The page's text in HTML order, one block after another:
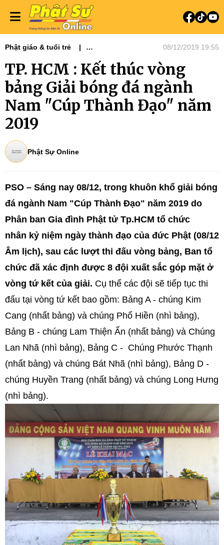
Phật giáo & tuổi trẻ
08/12/2019 19:55
TP. HCM : Kết thúc vòng
bảng Giải bóng đá ngành
Nam "Cúp Thành Đạo" năm
2019
Phật Sự Online
PSO – Sáng nay 08/12, trong khuôn khổ giải bóng
đá ngành Nam "Cúp Thành Đạo" năm 2019 do
Phân ban Gia đình Phật tử Tp.HCM tổ chức
nhân kỷ niệm ngày thành đạo của đức Phật (08/12
Âm lịch), sau các lượt thi đấu vòng bảng, Ban tổ
chức đã xác định được 8 đội xuất sắc góp mặt ở
vòng tứ kết của giải. Cụ thể các đội sẽ tiếp tục thi
đấu tại vòng tứ kết bao gồm: Bảng A - chúng Kim
Cang (nhất bảng) và chúng Phổ Hiền (nhì bảng),
Bảng B - chúng Lam Thiện Ấn (nhất bảng) và Chúng
Lan Nhã (nhì bảng), Bảng C - Chúng Phước Thạnh
(nhất bảng) và chúng Bát Nhã (nhì bảng), Bảng D -
chúng Huyền Trang (nhất bảng) và chúng Long Hưng
(nhì bảng).